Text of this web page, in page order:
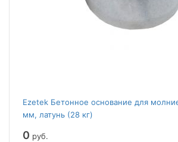
Ezetek Бетонное основание для
мм, латунь (28 кг)
0 руб.